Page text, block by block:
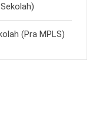
(Pra MPLS)